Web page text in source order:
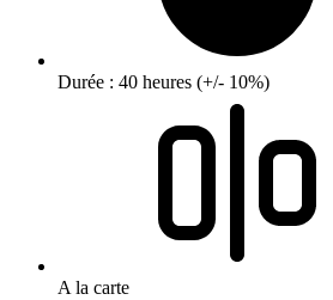
Durée : 40 heures (+/- 10%)
A la carte